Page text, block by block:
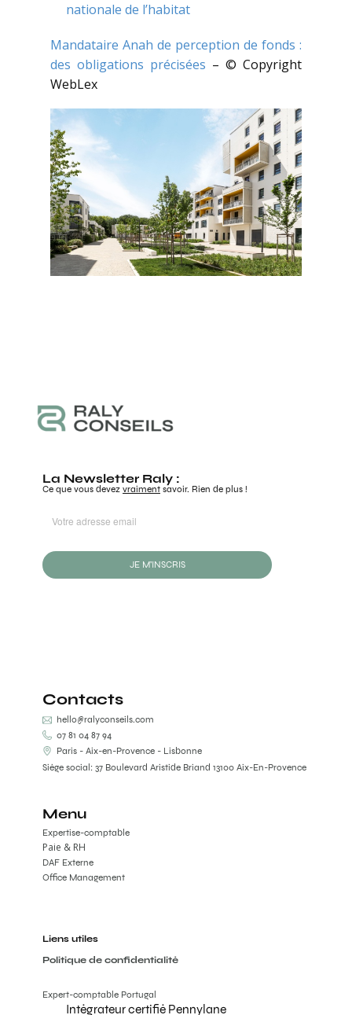
nationale de l’habitat
Mandataire Anah de perception de fonds :
des obligations précisées – © Copyright
WebLex
La Newsletter Raly :
Ce que vous devez vraiment savoir. Rien de plus !
JE M'INSCRIS
Contacts
hello@ralyconseils.com
07 81 04 87 94
Paris - Aix-en-Provence - Lisbonne
Siège social: 37 Boulevard Aristide Briand 13100 Aix-En-Provence
Menu
Expertise-comptable
DAF Externe
Office Management
Paie & RH
Liens utiles
Politique de confidentialité
Expert-comptable Portugal
Intégrateur certifié Pennylane